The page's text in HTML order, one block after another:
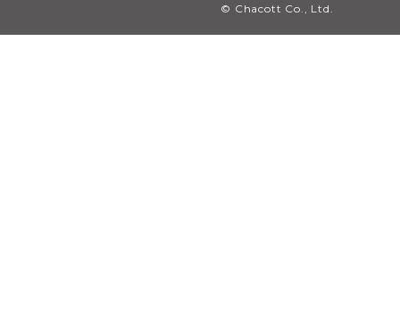
© Chacott Co., Ltd.